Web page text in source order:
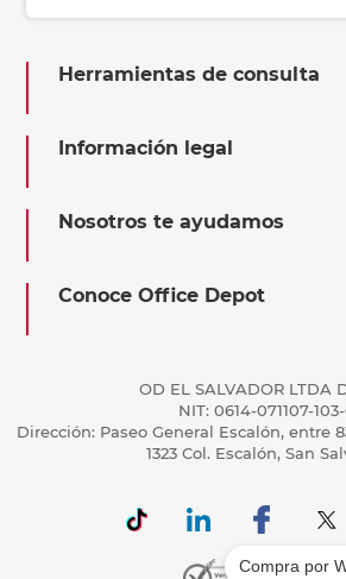
Herramientas de consulta
Información legal
Nosotros te ayudamos
Conoce Office Depot
OD EL SALVADOR LTDA
NIT: 0614-071107-
Dirección: Paseo General Escalón, entre
1323 Col. Escalón, San
Compra por